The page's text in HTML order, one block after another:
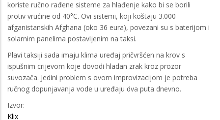
koriste ručno rađene sisteme za hlađenje kako bi se borili
protiv vrućine od 40°C. Ovi sistemi, koji koštaju 3.000
afganistanskih Afghana (oko 36 eura), povezani su s baterijom i
solarnim panelima postavljenim na taksi.
Plavi taksiji sada imaju klima uređaj pričvršćen na krov s
ispušnim crijevom koje dovodi hladan zrak kroz prozor
suvozača. Jedini problem s ovom improvizacijom je potreba
ručnog dopunjavanja vode u uređaju dva puta dnevno.
Izvor:
Klix